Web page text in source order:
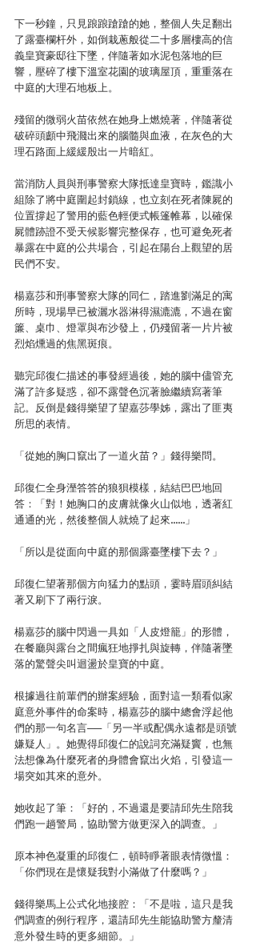
下一秒鐘，只見踉踉蹌蹌的她，整個人失足翻出
了露臺欄杆外，如倒栽蔥般從二十多層樓高的信
義皇寶豪邸往下墜，伴隨著如水泥包落地的巨
響，壓碎了樓下溫室花園的玻璃屋頂，重重落在
中庭的大理石地板上。
殘留的微弱火苗依然在她身上燃燒著，伴隨著從
破碎頭顱中飛濺出來的腦髓與血液，在灰色的大
理石路面上緩緩殷出一片暗紅。
當消防人員與刑事警察大隊抵達皇寶時，鑑識小
組除了將中庭圍起封鎖線，也立刻在死者陳屍的
位置撐起了警用的藍色輕便式帳篷帷幕，以確保
屍體跡證不受天候影響完整保存，也可避免死者
暴露在中庭的公共場合，引起在陽台上觀望的居
民們不安。
楊嘉莎和刑事警察大隊的同仁，踏進劉滿足的寓
所時，現場早已被灑水器淋得濕漉漉，不過在窗
簾、桌巾、燈罩與布沙發上，仍殘留著一片片被
烈焰燻過的焦黑斑痕。
聽完邱復仁描述的事發經過後，她的腦中儘管充
滿了許多疑惑，卻不露聲色沉著臉繼續寫著筆
記。反倒是錢得樂望了望嘉莎學姊，露出了匪夷
所思的表情。
「從她的胸口竄出了一道火苗？」錢得樂問。
邱復仁全身溼答答的狼狽模樣，結結巴巴地回
答：「對！她胸口的皮膚就像火山似地，透著紅
通通的光，然後整個人就燒了起來……」
「所以是從面向中庭的那個露臺墜樓下去？」
邱復仁望著那個方向猛力的點頭，霎時眉頭糾結
著又刷下了兩行淚。
楊嘉莎的腦中閃過一具如「人皮燈籠」的形體，
在餐廳與露台之間瘋狂地掙扎與旋轉，伴隨著墜
落的驚聲尖叫迴盪於皇寶的中庭。
根據過往前輩們的辦案經驗，面對這一類看似家
庭意外事件的命案時，楊嘉莎的腦中總會浮起他
們的那一句名言──「另一半或配偶永遠都是頭號
嫌疑人」。她覺得邱復仁的說詞充滿疑竇，也無
法想像為什麼死者的身體會竄出火焰，引發這一
場突如其來的意外。
她收起了筆：「好的，不過還是要請邱先生陪我
們跑一趟警局，協助警方做更深入的調查。」
原本神色凝重的邱復仁，頓時睜著眼表情微慍：
「你們現在是懷疑我對小滿做了什麼嗎？」
錢得樂馬上公式化地接腔：「不是啦，這只是我
們調查的例行程序，還請邱先生能協助警方釐清
意外發生時的更多細節。」